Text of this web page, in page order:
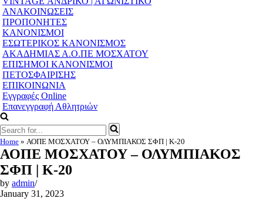
ΑΝΑΚΟΙΝΩΣΕΙΣ
ΠΡΟΠΟΝΗΤΕΣ
ΚΑΝΟΝΙΣΜΟΙ
ΕΣΩΤΕΡΙΚΟΣ ΚΑΝΟΝΙΣΜΟΣ
ΑΚΑΔΗΜΙΑΣ Α.Ο.ΠΕ ΜΟΣΧΑΤΟΥ
ΕΠΙΣΗΜΟΙ ΚΑΝΟΝΙΣΜΟΙ
ΠΕΤΟΣΦΑΙΡΙΣΗΣ
ΕΠΙΚΟΙΝΩΝΙΑ
Εγγραφές Online
Επανεγγραφή Αθλητριών
Search
for...
Home » ΑΟΠΕ ΜΟΣΧΑΤΟΥ – ΟΛΥΜΠΙΑΚΟΣ ΣΦΠ | Κ-20
ΑΟΠΕ ΜΟΣΧΑΤΟΥ – ΟΛΥΜΠΙΑΚΟΣ
ΣΦΠ | Κ-20
by admin
January 31, 2023